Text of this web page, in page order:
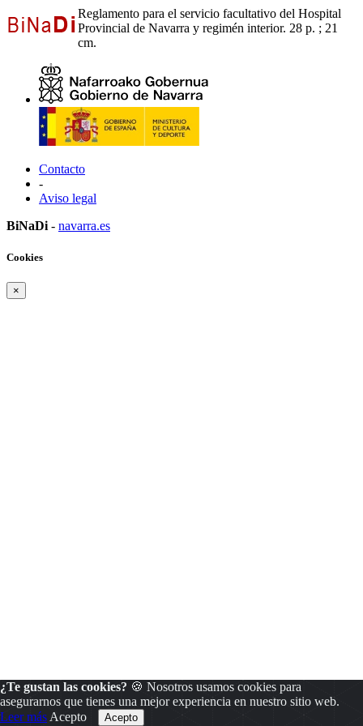
Reglamento para el servicio facultativo del Hospital
Provincial de Navarra y regimén interior. 28 p. ; 21
cm.
Contacto
-
Aviso legal
BiNaDi - navarra.es
¿Te gustan las cookies? 🍪 Nosotros usamos cookies para
asegurarnos que tienes una mejor experiencia en nuestro sitio web.
Leer más Acepto
Cookies
×